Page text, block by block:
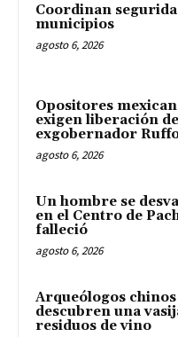
Coordinan
municipios
agosto 6, 2026
Opositores
exigen liberación
exgobernador
agosto 6, 2026
Un hombre se
en el Centro de
falleció
agosto 6, 2026
Arqueólogos chinos
descubren una
residuos de vino